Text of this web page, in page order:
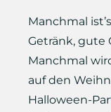
Manchmal
Getränk, gute
Manchmal
auf den
Halloween-